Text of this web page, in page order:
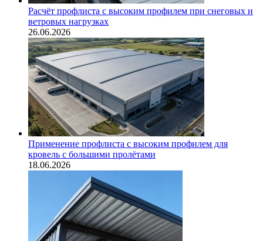
Расчёт профлиста с высоким профилем при снеговых и
ветровых нагрузках
26.06.2026
Применение профлиста с высоким профилем для
кровель с большими пролётами
18.06.2026